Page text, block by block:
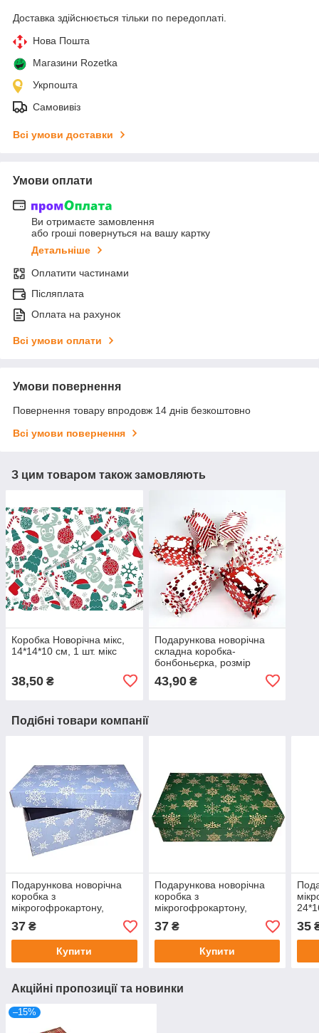
Доставка здійснюється тільки по передоплаті.
Нова Пошта
Магазини Rozetka
Укрпошта
Самовивіз
Всі умови доставки
Умови оплати
Ви отримаєте замовлення
або гроші повернуться на вашу картку
Детальніше
Оплатити частинами
Післяплата
Оплата на рахунок
Всі умови оплати
Умови повернення
Повернення товару впродовж 14 днів безкоштовно
Всі умови повернення
З цим товаром також замовляють
Коробка Новорічна мікс,
14*14*10 см, 1 шт. мікс
38,50 ₴
Подарункова новорічна
складна коробка-
бонбоньєрка, розмір
43,90₴
Подібні товари компанії
Подарункова новорічна
коробка з
мікрогофрокартону,
24*16*9,5 см сніжинки на
блакитному
37 ₴
Купити
Подарункова новорічна
коробка з
мікрогофрокартону,
24*16*9,5 см сніжинки на
зеленому
37₴
Купити
35
Акційні пропозиції та новинки
–15%